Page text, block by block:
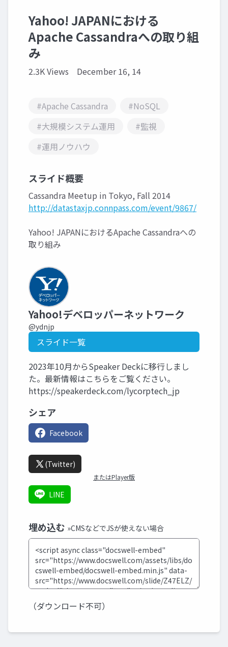
Yahoo! JAPANにおける
Apache Cassandraへの取り組
み
2.3K Views December 16, 14
#Apache Cassandra
#NoSQL
#大規模システム運用
#監視
#運用ノウハウ
スライド概要
Cassandra Meetup in Tokyo, Fall 2014
http://datastaxjp.connpass.com/event/9867/
Yahoo! JAPANにおけるApache Cassandraへの
取り組み
Yahoo!デベロッパーネットワーク
@ydnjp
スライド一覧
2023年10月からSpeaker Deckに移行しまし
た。最新情報はこちらをご覧ください。
https://speakerdeck.com/lycorptech_jp
シェア
Facebook
(Twitter)
またはPlayer版
LINE
埋め込む »CMSなどでJSが使えない場合
（ダウンロード不可）